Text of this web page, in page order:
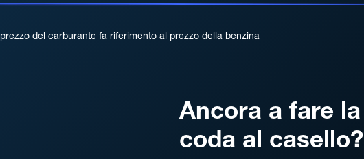
del carburante fa riferimento al prezzo della benzina
Ancora a fare la
coda al casello?